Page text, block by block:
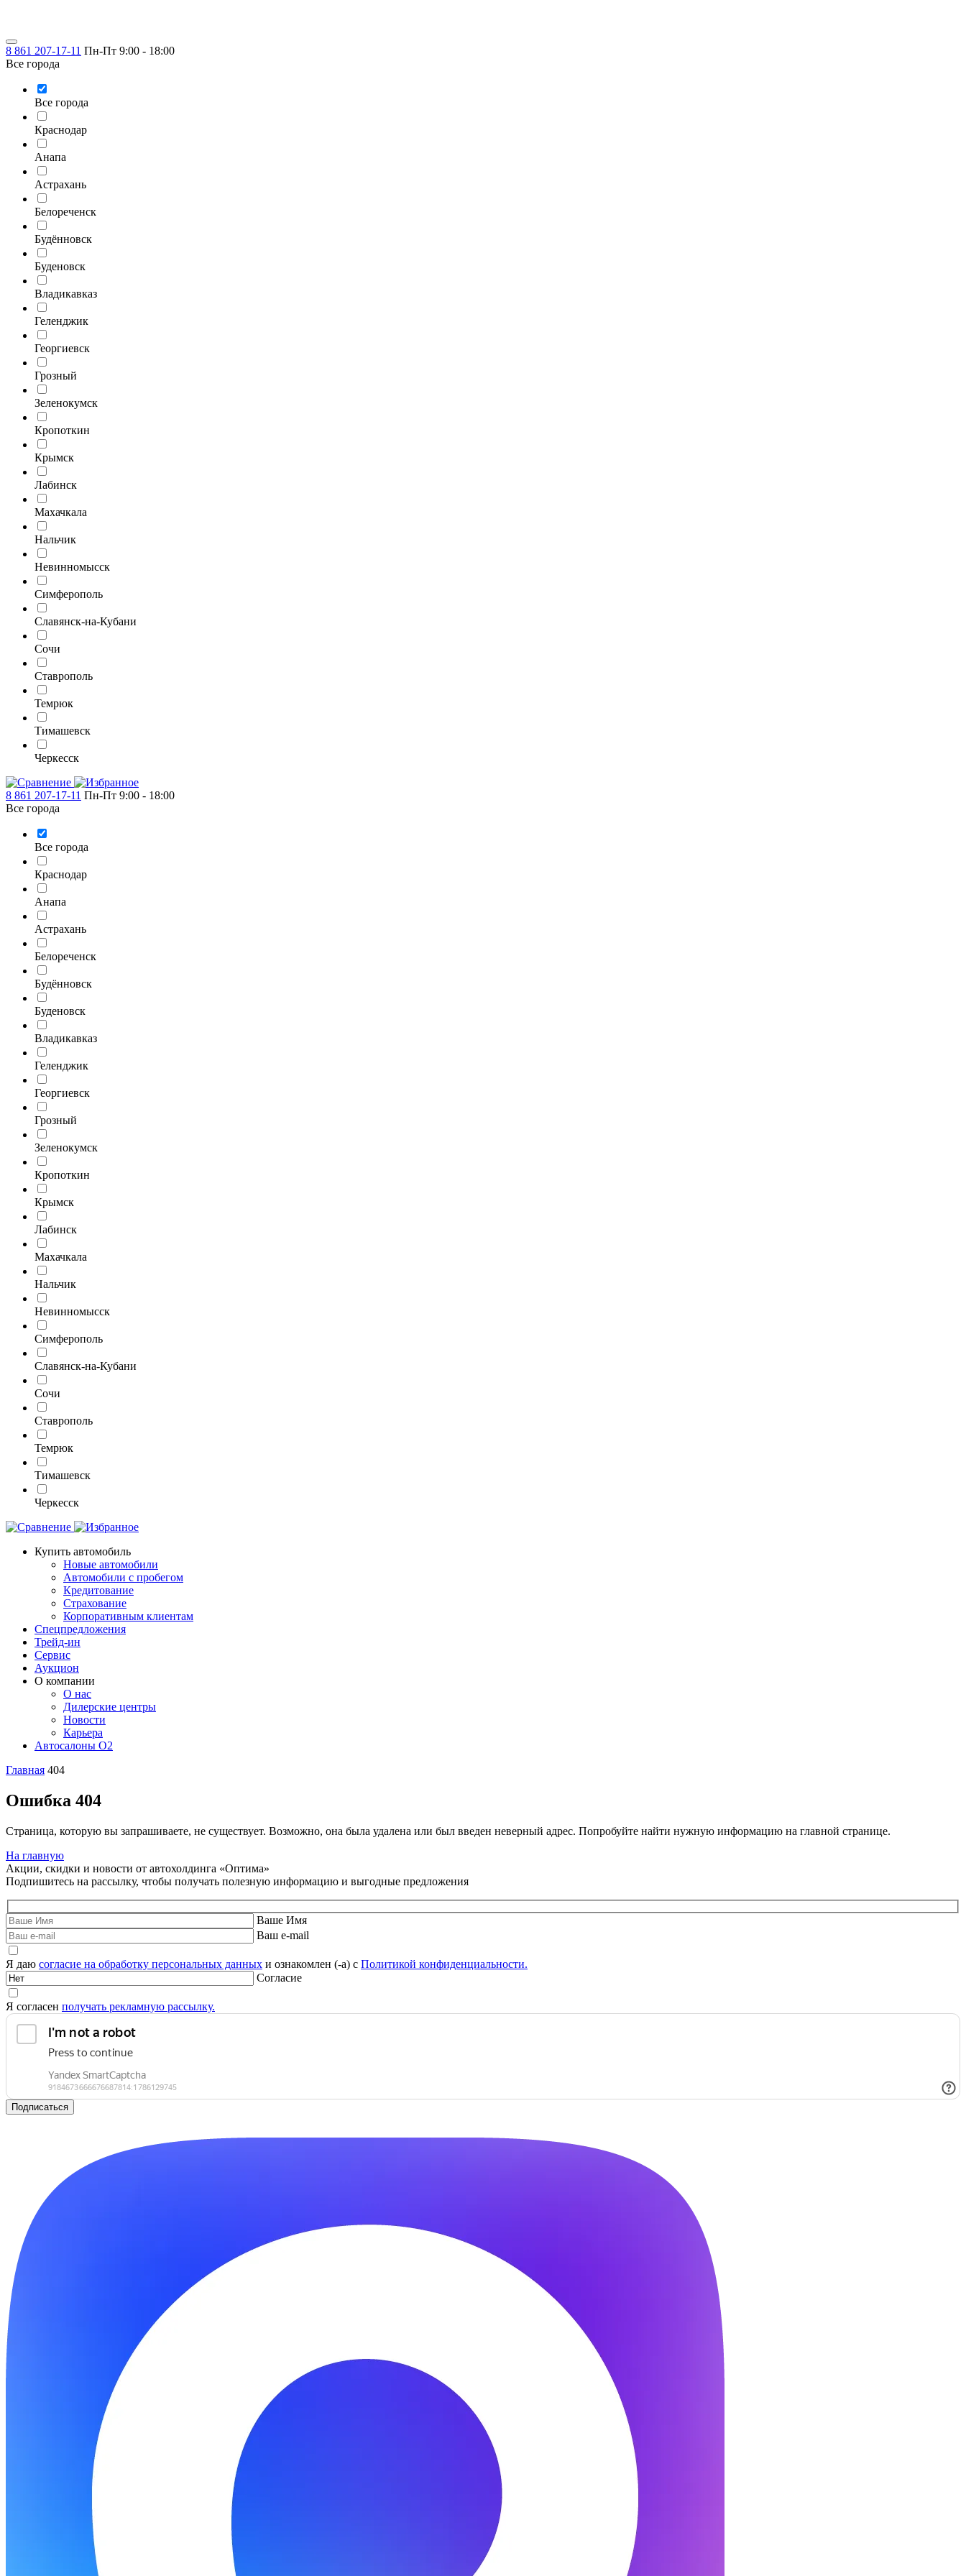
8 861 207-17-11 Пн-Пт 9:00 - 18:00
Все города
Все города
Краснодар
Анапа
Астрахань
Белореченск
Будённовск
Буденовск
Владикавказ
Геленджик
Георгиевск
Грозный
Зеленокумск
Кропоткин
Крымск
Лабинск
Махачкала
Нальчик
Невинномысск
Симферополь
Славянск-на-Кубани
Сочи
Ставрополь
Темрюк
Тимашевск
Черкесск
8 861 207-17-11 Пн-Пт 9:00 - 18:00
Все города
Все города
Краснодар
Анапа
Астрахань
Белореченск
Будённовск
Буденовск
Владикавказ
Геленджик
Георгиевск
Грозный
Зеленокумск
Кропоткин
Крымск
Лабинск
Махачкала
Нальчик
Невинномысск
Симферополь
Славянск-на-Кубани
Сочи
Ставрополь
Темрюк
Тимашевск
Черкесск
Купить автомобиль
Новые автомобили
Автомобили с пробегом
Кредитование
Страхование
Корпоративным клиентам
Спецпредложения
Трейд-ин
Сервис
Аукцион
О компании
О нас
Дилерские центры
Новости
Карьера
Автосалоны O2
Главная 404
Ошибка 404
Страница, которую вы запрашиваете, не существует. Возможно, она была удалена или был введен неверный адрес. Попробуйте найти нужную информацию на главной странице.
На главную
Акции, скидки и новости от автохолдинга «Оптима»
Подпишитесь на рассылку, чтобы получать полезную информацию и выгодные предложения
Ваше Имя
Ваш e-mail
Я даю согласие на обработку персональных данных и ознакомлен (-а) с Политикой конфиденциальности.
Согласие
Я согласен получать рекламную рассылку.